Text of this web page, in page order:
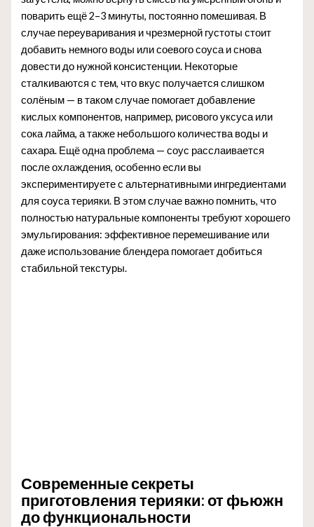
поварить ещё 2–3 минуты, постоянно помешивая. В
случае переуваривания и чрезмерной густоты стоит
добавить немного воды или соевого соуса и снова
довести до нужной консистенции. Некоторые
сталкиваются с тем, что вкус получается слишком
солёным — в таком случае помогает добавление
кислых компонентов, например, рисового уксуса или
сока лайма, а также небольшого количества воды и
сахара. Ещё одна проблема — соус расслаивается
после охлаждения, особенно если вы
экспериментируете с альтернативными ингредиентами
для соуса терияки. В этом случае важно помнить, что
полностью натуральные компоненты требуют хорошего
эмульгирования: эффективное перемешивание или
даже использование блендера помогает добиться
стабильной текстуры.
Современные секреты
приготовления терияки: от фьюжн
до функциональности